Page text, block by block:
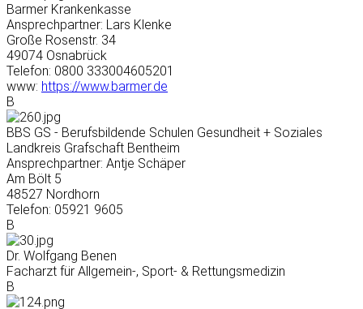
Barmer Krankenkasse
Ansprechpartner: Lars Klenke
Große Rosenstr. 34
49074 Osnabrück
Telefon: 0800 333004605201
www: https://www.barmer.de
B
BBS GS - Berufsbildende Schulen Gesundheit + Soziales
Landkreis Grafschaft Bentheim
Ansprechpartner: Antje Schäper
Am Bölt 5
48527 Nordhorn
Telefon: 05921 9605
B
Dr. Wolfgang Benen
Facharzt für Allgemein-, Sport- & Rettungsmedizin
B